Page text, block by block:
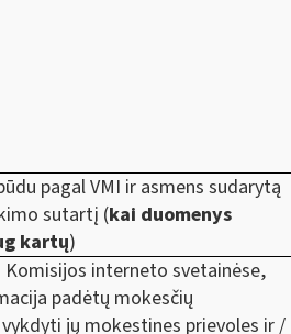
pagal VMI ir asmens sudarytą
sutartį (kai duomenys
kartų)
Komisijos interneto svetainėse,
padėtų mokesčių
jų mokestines prievoles ir /